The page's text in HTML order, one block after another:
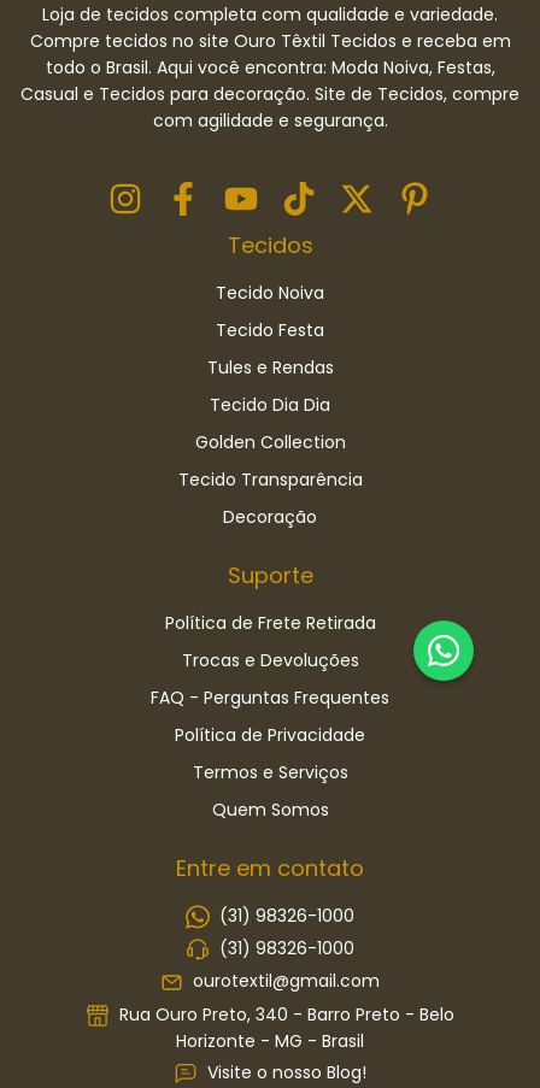
Loja de tecidos completa com qualidade e variedade.
Compre tecidos no site Ouro Têxtil Tecidos e receba em
todo o Brasil. Aqui você encontra: Moda Noiva, Festas,
Casual e Tecidos para decoração. Site de Tecidos, compre
com agilidade e segurança.
Tecidos
Tecido Noiva
Tecido Festa
Tules e Rendas
Tecido Dia Dia
Golden Collection
Tecido Transparência
Decoração
Suporte
Política de Frete Retirada
Trocas e Devoluções
FAQ - Perguntas Frequentes
Política de Privacidade
Termos e Serviços
Quem Somos
Entre em contato
(31) 98326-1000
(31) 98326-1000
ourotextil@gmail.com
Rua Ouro Preto, 340 - Barro Preto - Belo
Horizonte - MG - Brasil
Visite o nosso Blog!